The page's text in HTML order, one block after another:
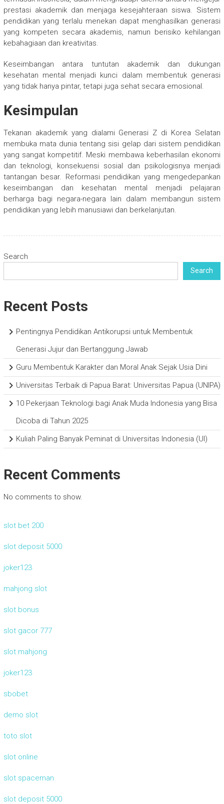
prestasi akademik dan menjaga kesejahteraan siswa. Sistem
pendidikan yang terlalu menekan dapat menghasilkan generasi
yang kompeten secara akademis, namun berisiko kehilangan
kebahagiaan dan kreativitas.
Keseimbangan antara tuntutan akademik dan dukungan
kesehatan mental menjadi kunci dalam membentuk generasi
yang tidak hanya pintar, tetapi juga sehat secara emosional.
Kesimpulan
Tekanan akademik yang dialami Generasi Z di Korea Selatan
membuka mata dunia tentang sisi gelap dari sistem pendidikan
yang sangat kompetitif. Meski membawa keberhasilan ekonomi
dan teknologi, konsekuensi sosial dan psikologisnya menjadi
tantangan besar. Reformasi pendidikan yang mengedepankan
keseimbangan dan kesehatan mental menjadi pelajaran
berharga bagi negara-negara lain dalam membangun sistem
pendidikan yang lebih manusiawi dan berkelanjutan.
Search
Search
Recent Posts
Pentingnya Pendidikan Antikorupsi untuk Membentuk
Generasi Jujur dan Bertanggung Jawab
Guru Membentuk Karakter dan Moral Anak Sejak Usia Dini
Universitas Terbaik di Papua Barat: Universitas Papua (UNIPA)
10 Pekerjaan Teknologi bagi Anak Muda Indonesia yang Bisa
Dicoba di Tahun 2025
Kuliah Paling Banyak Peminat di Universitas Indonesia (UI)
Recent Comments
No comments to show.
slot bet 200
slot deposit 5000
joker123
mahjong slot
slot bonus
slot gacor 777
slot mahjong
joker123
sbobet
demo slot
toto slot
slot online
slot spaceman
slot deposit 5000